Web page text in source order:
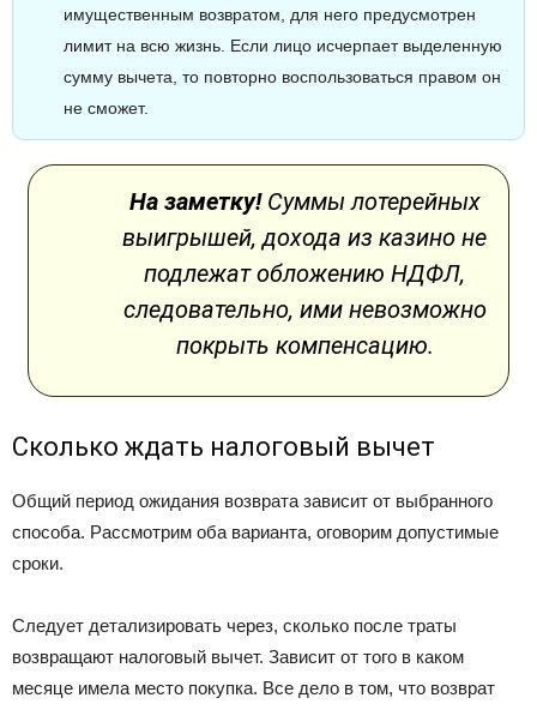
имущественным возвратом, для него предусмотрен
лимит на всю жизнь. Если лицо исчерпает выделенную
сумму вычета, то повторно воспользоваться правом он
не сможет.
На заметку!Суммы лотерейных
выигрышей, дохода из казино не
подлежат обложению НДФЛ,
следовательно, ими невозможно
покрыть компенсацию.
Сколько ждать налоговый вычет
Общий период ожидания возврата зависит от выбранного
способа. Рассмотрим оба варианта, оговорим допустимые
сроки.
Следует детализировать через, сколько после траты
возвращают налоговый вычет. Зависит от того в каком
месяце имела место покупка. Все дело в том, что возврат